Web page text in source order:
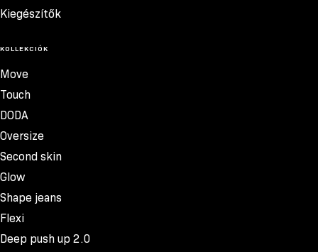
Kiegészítők
KOLLEKCIÓK
Move
Touch
DODA
Oversize
Second skin
Glow
Shape jeans
Flexi
Deep push up 2.0